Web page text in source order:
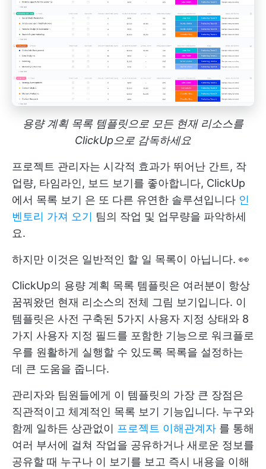
용량 계획 목록 템플릿으로 모든 현재 리소스를
ClickUp으로 감독하세요
프로젝트 관리자는 시각적 효과가 뛰어난 간트, 작
업량, 타임라인, 보드 보기를 좋아합니다, ClickUp
에서 목록 보기 은 또 다른 유연한 솔루션입니다 인
벤토리 가져 오기 팀의 작업 및 업무량을 파악하세
요.
하지만 이것은 일반적인 할 일 목록이 아닙니다. 👀
ClickUp의 용량 계획 목록 템플릿은 여러분이 항상
꿈꿔왔던 현재 리소스의 전체 그림 보기입니다. 이
템플릿은 사전 구축된 5가지 사용자 지정 상태와 8
가지 사용자 지정 필드를 포함한 기능으로 워크플로
우를 원활하게 실행할 수 있도록 목록을 설정하는
데 큰 도움을 줍니다.
관리자와 팀원들에게 이 템플릿의 가장 큰 장점은
직관적이고 체계적인 목록 보기 기능입니다. 누구와
함께 일하든 상관없이 프로젝트 이해관계자 를 통해
여러 부서에 걸쳐 작업을 공유하거나 새로운 정보를
공유할 때 누구나 이 보기를 보고 즉시 내용을 이해